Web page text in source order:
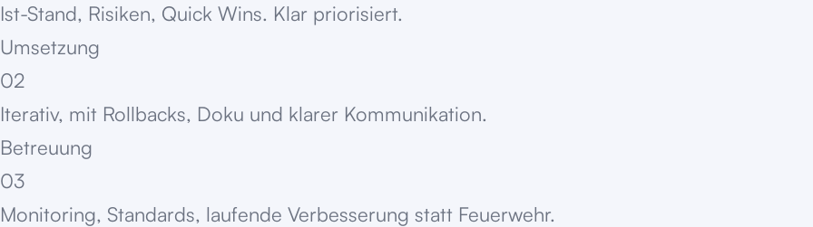
Ist-Stand, Risiken, Quick Wins. Klar priorisiert.
Umsetzung
02
Iterativ, mit Rollbacks, Doku und klarer Kommunikation.
Betreuung
03
Monitoring, Standards, laufende Verbesserung statt Feuerwehr.